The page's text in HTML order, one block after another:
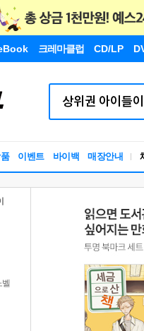
크레마클럽 CD/LP
이벤트 바이백 매장안내
벨